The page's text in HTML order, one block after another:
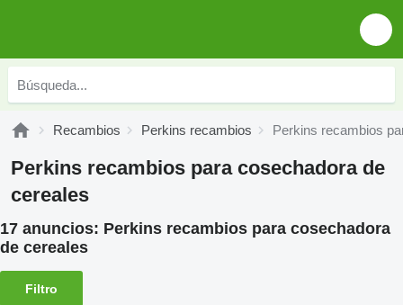
Recambios Perkins recambios Perkins recambios
Perkins recambios para cosechadora de
cereales
17 anuncios: Perkins recambios para cosechadora
de cereales
Filtro